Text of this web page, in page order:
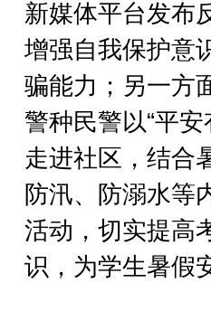
新媒体平台发布
增强自我保护意
骗能力；另一方
警种民警以“平
走进社区，结合
防汛、防溺水等
活动，切实提高
识，为学生暑假